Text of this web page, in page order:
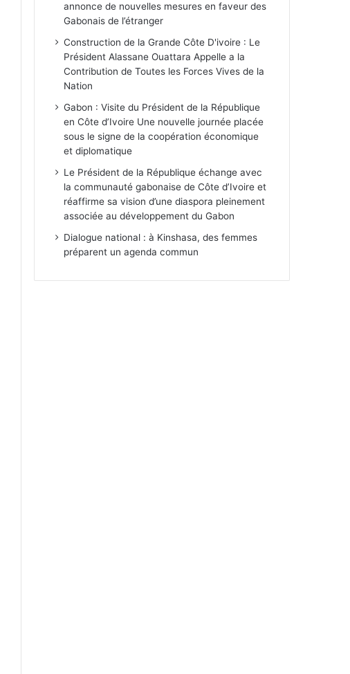
annonce de nouvelles mesures en faveur des
Gabonais de l’étranger
Construction de la Grande Côte D'ivoire : Le
Président Alassane Ouattara Appelle a la
Contribution de Toutes les Forces Vives de la
Nation
Gabon : Visite du Président de la République
en Côte d’Ivoire Une nouvelle journée placée
sous le signe de la coopération économique
et diplomatique
Le Président de la République échange avec
la communauté gabonaise de Côte d’Ivoire et
réaffirme sa vision d’une diaspora pleinement
associée au développement du Gabon
Dialogue national : à Kinshasa, des femmes
préparent un agenda commun